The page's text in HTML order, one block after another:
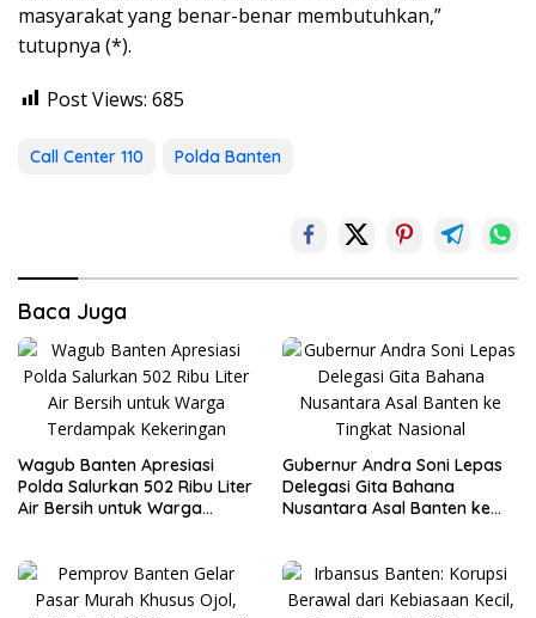
masyarakat yang benar-benar membutuhkan,”
tutupnya (*).
Post Views: 685
Call Center 110 Polda Banten
Baca Juga
Wagub Banten Apresiasi
Polda Salurkan 502 Ribu Liter
Air Bersih untuk Warga
Gubernur Andra Soni Lepas
Delegasi Gita Bahana
Nusantara Asal Banten ke